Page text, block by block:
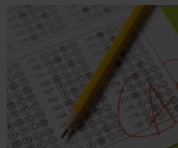
w Łodzi przygotowujemy do tego